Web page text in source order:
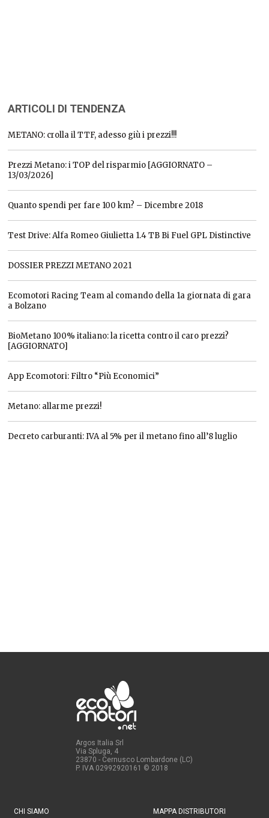
ARTICOLI DI TENDENZA
METANO: crolla il TTF, adesso giù i prezzi!!!
Prezzi Metano: i TOP del risparmio [AGGIORNATO –
13/03/2026]
Quanto spendi per fare 100 km? – Dicembre 2018
Test Drive: Alfa Romeo Giulietta 1.4 TB Bi Fuel GPL Distinctive
DOSSIER PREZZI METANO 2021
Ecomotori Racing Team al comando della 1a giornata di gara
a Bolzano
BioMetano 100% italiano: la ricetta contro il caro prezzi?
[AGGIORNATO]
App Ecomotori: Filtro “Più Economici”
Metano: allarme prezzi!
Decreto carburanti: IVA al 5% per il metano fino all’8 luglio
Argos Italia Srl
Via Spluga, 4
23870 - Cernusco Lombardone (LC)
P. IVA 02992920161 © 2018
CHI SIAMO MAPPA DISTRIBUTORI